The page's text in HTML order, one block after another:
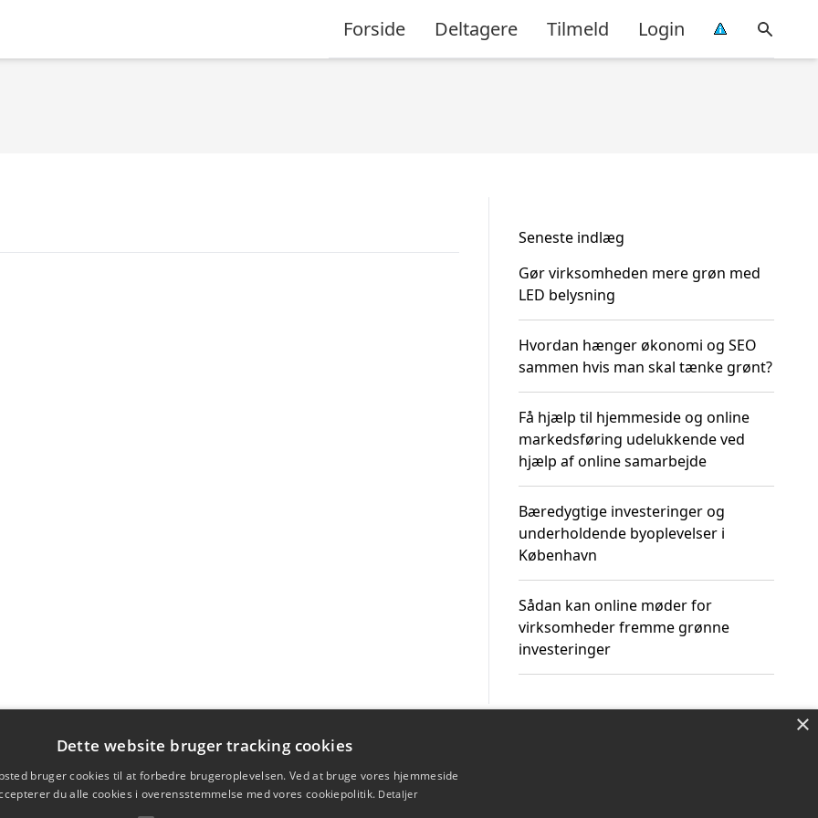
Forside Deltagere Tilmeld Login
Seneste indlæg
Gør virksomheden mere grøn med
LED belysning
Hvordan hænger økonomi og SEO
sammen hvis man skal tænke grønt?
Få hjælp til hjemmeside og online
markedsføring udelukkende ved
hjælp af online samarbejde
Bæredygtige investeringer og
underholdende byoplevelser i
København
Sådan kan online møder for
virksomheder fremme grønne
investeringer
×
Dette website bruger tracking cookies
bruger cookies til at forbedre brugeroplevelsen. Ved at bruge vores hjemmeside
du alle cookies i overensstemmelse med vores cookiepolitik. Detaljer